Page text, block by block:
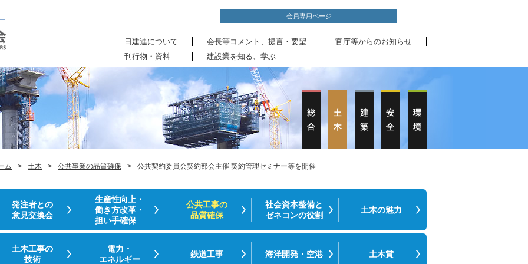
会員専用ページ
日建連について 会長等コメント、提言・要望
官庁等からのお知らせ
刊行物・資料
建設業を知る、学ぶ
ム > 土木 > 公共事業の品質確保 > 公共契約委員会契約部会主催 契約管理セミナー等を開催
発注者との
意見交換会
生産性向上・
働き方改革・
担い手確保
公共工事の
品質確保
社会資本整備と
ゼネコンの役割
土木の魅力
土木工事の
技術
電力・
エネルギー
鉄道工事 海洋開発・空港 土木賞